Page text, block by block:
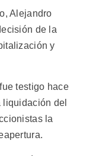
Alejandro
de la
y
testigo hace
del
la